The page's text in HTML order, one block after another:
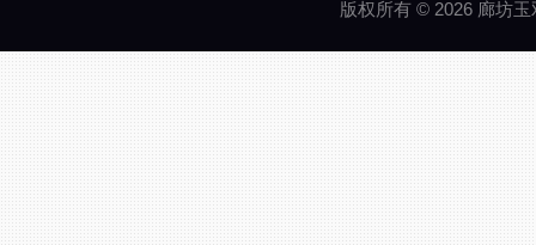
版权所有 © 2026 廊坊